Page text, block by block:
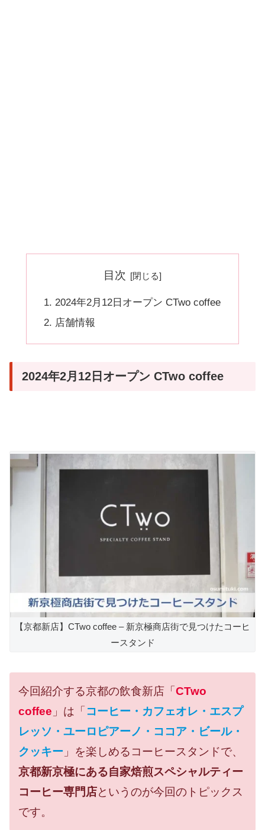
目次
2024年2月12日オープン CTwo coffee
店舗情報
2024年2月12日オープン CTwo coffee
【京都新店】CTwo coffee – 新京極商店街で見つけたコーヒ
ースタンド
今回紹介する京都の飲食新店「CTwo
coffee 」は「コーヒー・カフェオレ・エスプ
レッソ・ユーロピアーノ・ココア・ビール・
クッキー 」を楽しめるコーヒースタンドで、
京都新京極にある自家焙煎スペシャルティー
コーヒー専門店というのが今回のトピックス
です。